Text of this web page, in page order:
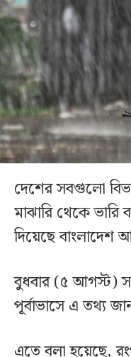
দেশের সবগুলো
মাঝারি থেকে ভারি
দিয়েছে বাংলাদেশ
বুধবার (৫ আগস্ট)
পূর্বাভাসে এ তথ্য
এতে বলা হয়েছে,